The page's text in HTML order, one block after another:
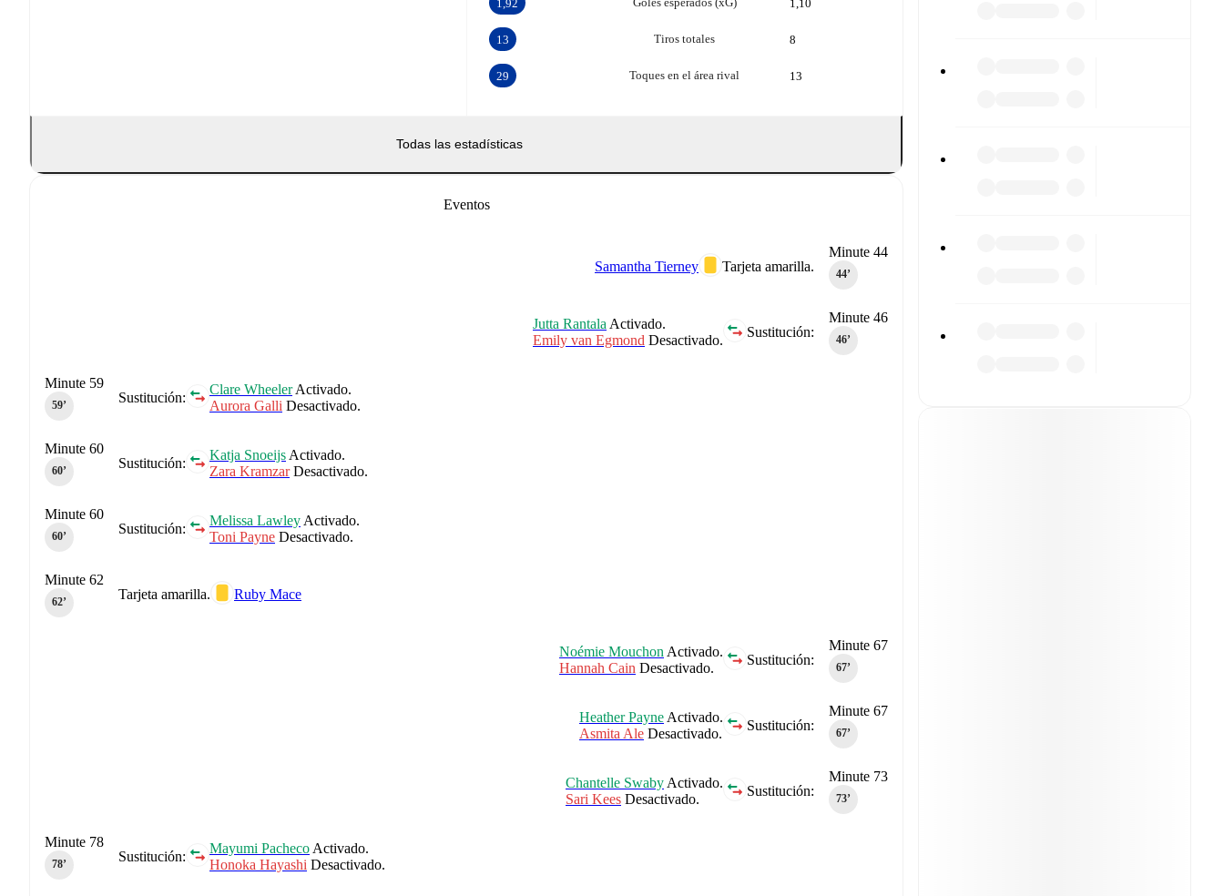
1,92 1,10
Tiros totales
13 8
Toques en el área rival
29 13
Todas las estadísticas
Eventos
Minute 44
44‎’‎
Tarjeta amarilla.
Samantha Tierney
Minute 46
46‎’‎
Sustitución:
Jutta Rantala Activado.
Emily van Egmond Desactivado.
Sustitución:
Clare WheelerActivado.
Aurora Galli Desactivado.
Minute 59
59‎’‎
Sustitución:
Katja Snoeijs Activado.
Zara KramzarDesactivado.
Minute 60
60‎’‎
Sustitución:
Melissa Lawley Activado.
Toni Payne Desactivado.
Minute 60
60‎’‎
Tarjeta amarilla. Ruby Mace
Minute 62
62‎’‎
Minute 67
67‎’‎
Sustitución:
Noémie Mouchon Activado.
Hannah Cain Desactivado.
Minute 67
67‎’‎
Sustitución:
Heather Payne Activado.
Asmita Ale Desactivado.
Minute 73
73‎’‎
Sustitución:
Chantelle Swaby Activado.
Sari Kees Desactivado.
Sustitución:
Mayumi Pacheco Activado.
Honoka Hayashi Desactivado.
Minute 78
78‎’‎